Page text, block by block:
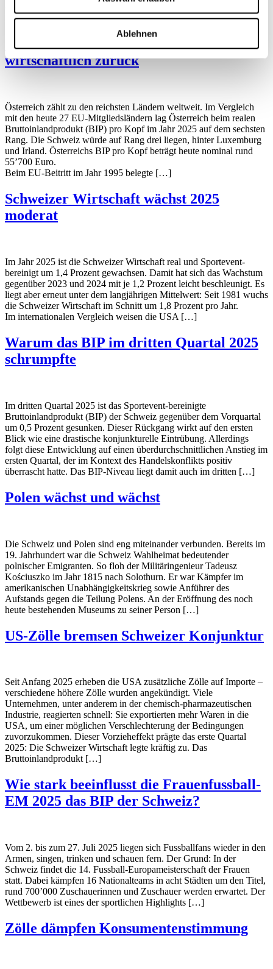
Ablehnen
Dass Österreich nur selten schwarze Zahlen schrieb, […]
Österreich: Reiches Land fällt
wirtschaftlich zurück
Österreich zählt zu den reichsten Ländern weltweit. Im Vergleich
mit den heute 27 EU-Mitgliedsländern lag Österreich beim realen
Bruttoinlandprodukt (BIP) pro Kopf im Jahr 2025 auf dem sechsten
Rang. Die Schweiz würde auf Rang drei liegen, hinter Luxemburg
und Irland. Österreichs BIP pro Kopf beträgt heute nominal rund
55’700 Euro.
Beim EU-Beitritt im Jahr 1995 belegte […]
Schweizer Wirtschaft wächst 2025
moderat
Im Jahr 2025 ist die Schweizer Wirtschaft real und Sportevent-
bereinigt um 1,4 Prozent gewachsen. Damit hat sich das Wachstum
gegenüber 2023 und 2024 mit je 1,2 Prozent leicht beschleunigt. Es
liegt aber erneut unter dem langjährigen Mittelwert: Seit 1981 wuchs
die Schweizer Wirtschaft im Schnitt um 1,8 Prozent pro Jahr.
Im internationalen Vergleich weisen die USA […]
Warum das BIP im dritten Quartal 2025
schrumpfte
Im dritten Quartal 2025 ist das Sportevent-bereinigte
Bruttoinlandprodukt (BIP) der Schweiz gegenüber dem Vorquartal
um 0,5 Prozent gesunken. Dieser Rückgang wirkt auf den ersten
Blick wie eine drastische konjunkturelle Eintrübung. Allerdings
folgt diese Entwicklung auf einen überdurchschnittlichen Anstieg im
ersten Quartal, der im Kontext des Handelskonflikts positiv
überrascht hatte. Das BIP-Niveau liegt damit auch im dritten […]
Polen wächst und wächst
Die Schweiz und Polen sind eng miteinander verbunden. Bereits im
19. Jahrhundert war die Schweiz Wahlheimat bedeutender
polnischer Emigranten. So floh der Militäringenieur Tadeusz
Kościuszko im Jahr 1815 nach Solothurn. Er war Kämpfer im
amerikanischen Unabhängigkeitskrieg sowie Anführer des
Aufstands gegen die Teilung Polens. An der Eröffnung des noch
heute bestehenden Museums zu seiner Person […]
US-Zölle bremsen Schweizer Konjunktur
Seit Anfang 2025 erheben die USA zusätzliche Zölle auf Importe –
verschiedene höhere Zölle wurden angekündigt. Viele
Unternehmen, unter anderem in der chemisch-pharmazeutischen
Industrie, reagierten schnell: Sie exportierten mehr Waren in die
USA, um einer möglichen Verschlechterung der Bedingungen
zuvorzukommen. Dieser Vorzieheffekt prägte das erste Quartal
2025: Die Schweizer Wirtschaft legte kräftig zu. Das
Bruttoinlandprodukt […]
Wie stark beeinflusst die Frauenfussball-
EM 2025 das BIP der Schweiz?
Vom 2. bis zum 27. Juli 2025 liegen sich Fussballfans wieder in den
Armen, singen, trinken und schauen fern. Der Grund: In der
Schweiz findet die 14. Fussball-Europameisterschaft der Frauen
statt. Dabei kämpfen 16 Nationalteams in acht Städten um den Titel,
rund 700’000 Zuschauerinnen und Zuschauer werden erwartet. Der
Wettbewerb ist eines der sportlichen Highlights […]
Zölle dämpfen Konsumentenstimmung